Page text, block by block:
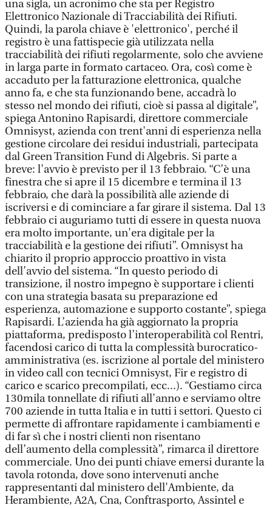
una sigla, un acronimo che sta per Registro
Elettronico Nazionale di Tracciabilità dei Rifiuti.
Quindi, la parola chiave è 'elettronico', perché il
registro è una fattispecie già utilizzata nella
tracciabilità dei rifiuti regolarmente, solo che avviene
in larga parte in formato cartaceo. Ora, così come è
accaduto per la fatturazione elettronica, qualche
anno fa, e che sta funzionando bene, accadrà lo
stesso nel mondo dei rifiuti, cioè si passa al digitale”,
spiega Antonino Rapisardi, direttore commerciale
Omnisyst, azienda con trent'anni di esperienza nella
gestione circolare dei residui industriali, partecipata
dal Green Transition Fund di Algebris. Si parte a
breve: l'avvio è previsto per il 13 febbraio. “C’è una
finestra che si apre il 15 dicembre e termina il 13
febbraio, che darà la possibilità alle aziende di
iscriversi e di cominciare a far girare il sistema. Dal 13
febbraio ci auguriamo tutti di essere in questa nuova
era molto importante, un'era digitale per la
tracciabilità e la gestione dei rifiuti”. Omnisyst ha
chiarito il proprio approccio proattivo in vista
dell’avvio del sistema. “In questo periodo di
transizione, il nostro impegno è supportare i clienti
con una strategia basata su preparazione ed
esperienza, automazione e supporto costante”, spiega
Rapisardi. L’azienda ha già aggiornato la propria
piattaforma, predisposto l’interoperabilità col Rentri,
facendosi carico di tutta la complessità burocratico-
amministrativa (es. iscrizione al portale del ministero
in video call con tecnici Omnisyst, Fir e registro di
carico e scarico precompilati, ecc...). “Gestiamo circa
130mila tonnellate di rifiuti all'anno e serviamo oltre
700 aziende in tutta Italia e in tutti i settori. Questo ci
permette di affrontare rapidamente i cambiamenti e
di far sì che i nostri clienti non risentano
dell’aumento della complessità”, rimarca il direttore
commerciale. Uno dei punti chiave emersi durante la
tavola rotonda, dove sono intervenuti anche
rappresentanti dal ministero dell'Ambiente, da
Herambiente, A2A, Cna, Conftrasporto, Assintel e